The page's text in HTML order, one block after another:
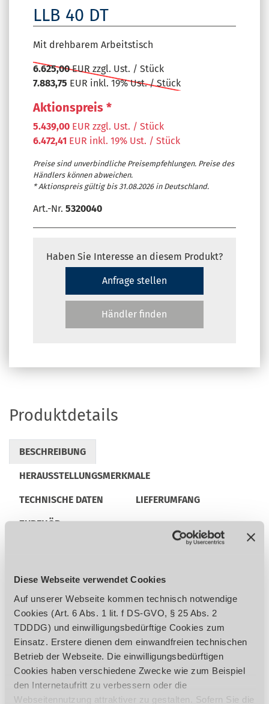
Diese Webseite verwendet Cookies
Auf unserer Webseite kommen technisch notwendige
Cookies (Art. 6 Abs. 1 lit. f DS-GVO, § 25 Abs. 2
TDDDG) und einwilligungsbedürftige Cookies zum
Einsatz. Erstere dienen dem einwandfreien technischen
Betrieb der Webseite. Die einwilligungsbedürftigen
Cookies haben verschiedene Zwecke wie zum Beispiel
den Internetaufritt zu verbessern oder die
Webseitennutzung attraktiver zu gestalten. Sofern Sie die
LLB 40 DT
Mit drehbarem Arbeitstisch
6.625,00EUR zzgl. Ust. / Stück
7.883,75 EUR inkl. 19% Ust. / Stück
Aktionspreis *
5.439,00 EUR zzgl. Ust. / Stück
6.472,41 EUR inkl. 19% Ust. / Stück
Preise sind unverbindliche Preisempfehlungen. Preise des
Händlers können abweichen.
* Aktionspreis gültig bis 31.08.2026 in Deutschland.
Art.-Nr. 5320040
Haben Sie Interesse an diesem Produkt?
Anfrage stellen
Händler finden
Produktdetails
BESCHREIBUNG
HERAUSSTELLUNGSMERKMALE
TECHNISCHE DATEN LIEFERUMFANG
ZUBEHÖR
REGULATORISCHE PRODUKTINFORMATIONEN
Arbeitstisch beidseitig um 60 Grad
drehbar
Einfache Bedienung über Einhandhebel für
schnelles und präzises Arbeiten
Bohrkopf auf doppelter Führung gelagert
Klemmanschläge ermöglichen die einfache
und schnelle Einstellung des Bohrkopflaufs
Höhenverstellung des Bohrkopfes über